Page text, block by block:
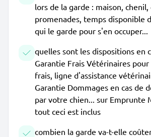
lors de la garde : maison, chenil,
promenades, temps disponible
qui le garde pour s'en occuper...
quelles sont les dispositions en
Garantie Frais Vétérinaires
frais, ligne d'assistance
Garantie Dommages en cas de
par votre chien... sur Emprunte
tout ceci est inclus
combien la garde va-t-elle